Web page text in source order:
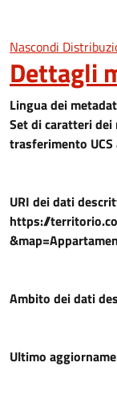
Nascondi
Dettagli
Lingua dei
Set di caratteri dei
trasferimento
URI dei dati
https://
Ambito dei dati
Ultimo